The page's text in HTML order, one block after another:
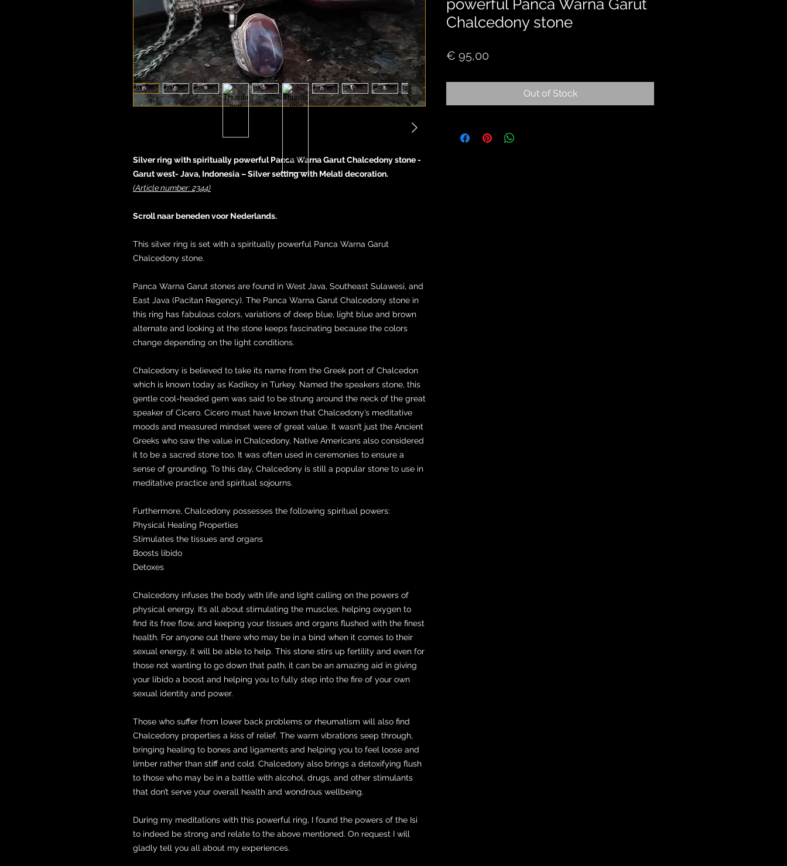
Silver ring with spiritually powerful Panca Warna Garut Chalcedony stone -
Garut west- Java, Indonesia – Silver setting with Melati decoration.
(Article number: 2344)
Scroll naar beneden voor Nederlands.
This silver ring is set with a spiritually powerful Panca Warna Garut
Chalcedony stone.
Panca Warna Garut stones are found in West Java, Southeast Sulawesi, and
East Java (Pacitan Regency). The Panca Warna Garut Chalcedony stone in
this ring has fabulous colors, variations of deep blue, light blue and brown
alternate and looking at the stone keeps fascinating because the colors
change depending on the light conditions.
Chalcedony is believed to take its name from the Greek port of Chalcedon
which is known today as Kadikoy in Turkey. Named the speakers stone, this
gentle cool-headed gem was said to be strung around the neck of the great
speaker of Cicero. Cicero must have known that Chalcedony’s meditative
moods and measured mindset were of great value. It wasn’t just the Ancient
Greeks who saw the value in Chalcedony, Native Americans also considered
it to be a sacred stone too. It was often used in ceremonies to ensure a
sense of grounding. To this day, Chalcedony is still a popular stone to use in
meditative practice and spiritual sojourns.
Furthermore, Chalcedony possesses the following spiritual powers:
Physical Healing Properties
Stimulates the tissues and organs
Boosts libido
Detoxes
Chalcedony infuses the body with life and light calling on the powers of
physical energy. It’s all about stimulating the muscles, helping oxygen to
find its free flow, and keeping your tissues and organs flushed with the finest
health. For anyone out there who may be in a bind when it comes to their
sexual energy, it will be able to help. This stone stirs up fertility and even for
those not wanting to go down that path, it can be an amazing aid in giving
your libido a boost and helping you to fully step into the fire of your own
sexual identity and power.
Those who suffer from lower back problems or rheumatism will also find
Chalcedony properties a kiss of relief. The warm vibrations seep through,
bringing healing to bones and ligaments and helping you to feel loose and
limber rather than stiff and cold. Chalcedony also brings a detoxifying flush
to those who may be in a battle with alcohol, drugs, and other stimulants
that don’t serve your overall health and wondrous wellbeing.
During my meditations with this powerful ring, I found the powers of the Isi
to indeed be strong and relate to the above mentioned. On request I will
gladly tell you all about my experiences.
powerful Panca Warna Garut
Chalcedony stone
€ 95,00
Out of Stock